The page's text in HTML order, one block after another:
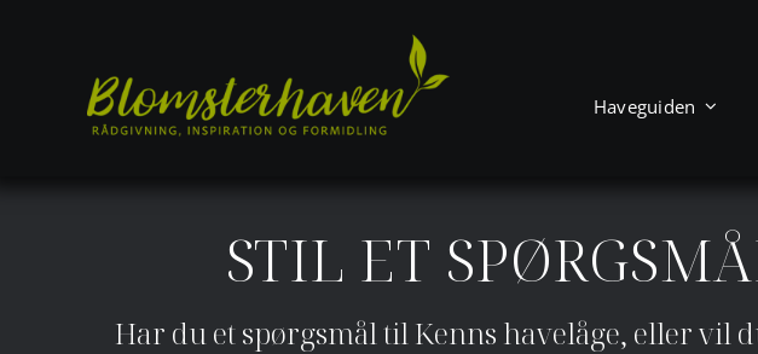
Haveguiden
STIL ET
Har du et spørgsmål til Kenns havelåge, eller